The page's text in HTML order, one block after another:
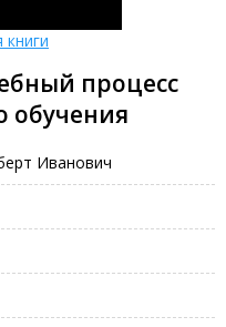
книги
процесс
обучения
Иванович